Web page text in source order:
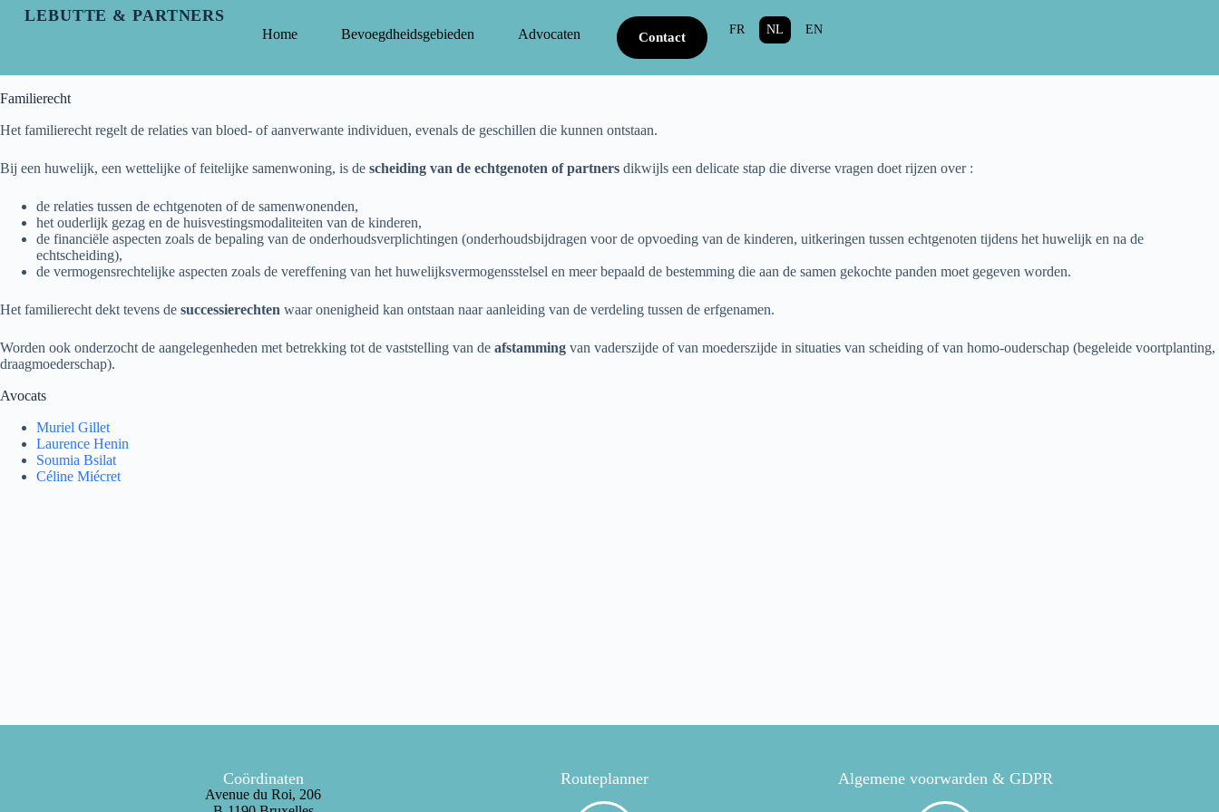
LEBUTTE & PARTNERS
Home Bevoegdheidsgebieden Advocaten Contact
FR NL EN
Familierecht
Het familierecht regelt de relaties van bloed- of aanverwante individuen, evenals de geschillen die kunnen ontstaan.
Bij een huwelijk, een wettelijke of feitelijke samenwoning, is de scheiding van de echtgenoten of partners dikwijls een delicate stap die diverse vragen doet rijzen over :
de relaties tussen de echtgenoten of de samenwonenden,
het ouderlijk gezag en de huisvestingsmodaliteiten van de kinderen,
de financiële aspecten zoals de bepaling van de onderhoudsverplichtingen (onderhoudsbijdragen voor de opvoeding van de kinderen, uitkeringen tussen echtgenoten tijdens het huwelijk en na de
echtscheiding),
de vermogensrechtelijke aspecten zoals de vereffening van het huwelijksvermogensstelsel en meer bepaald de bestemming die aan de samen gekochte panden moet gegeven worden.
Het familierecht dekt tevens de successierechten waar onenigheid kan ontstaan naar aanleiding van de verdeling tussen de erfgenamen.
Worden ook onderzocht de aangelegenheden met betrekking tot de vaststelling van de afstamming van vaderszijde of van moederszijde in situaties van scheiding of van homo-ouderschap (begeleide voortplanting,
draagmoederschap).
Avocats
Muriel Gillet
Laurence Henin
Soumia Bsilat
Céline Miécret
Coördinaten
Avenue du Roi, 206
Routeplanner Algemene voorwarden & GDPR